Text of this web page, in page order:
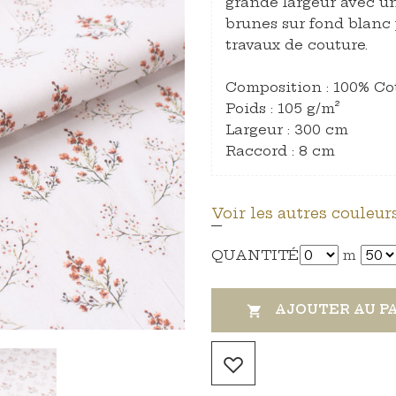
brunes sur fond blanc
travaux de couture.
Composition : 100%
Poids : 105 g/m²
Largeur : 300 cm
Raccord : 8 cm
Voir les autres
QUANTITÉ m
 AJOUTER AU